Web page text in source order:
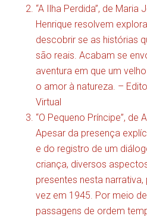
“A Ilha Perdida”, de Maria
Henrique resolvem
descobrir se as histórias
são reais. Acabam se
aventura em que um
o amor à natureza. –
Virtual
“O Pequeno Príncipe”, de
Apesar da presença
e do registro de um
criança, diversos
presentes nesta
vez em 1945. Por meio
passagens de ordem